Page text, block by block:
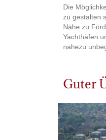
Die
zu gestalten
Nähe zu
Yachthäfen
nahezu
Guter